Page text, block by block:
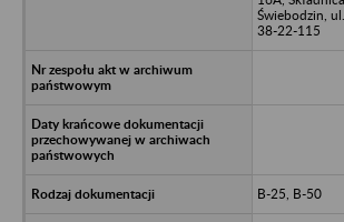
Świebodzin,
38-22-115
B-25, B-50